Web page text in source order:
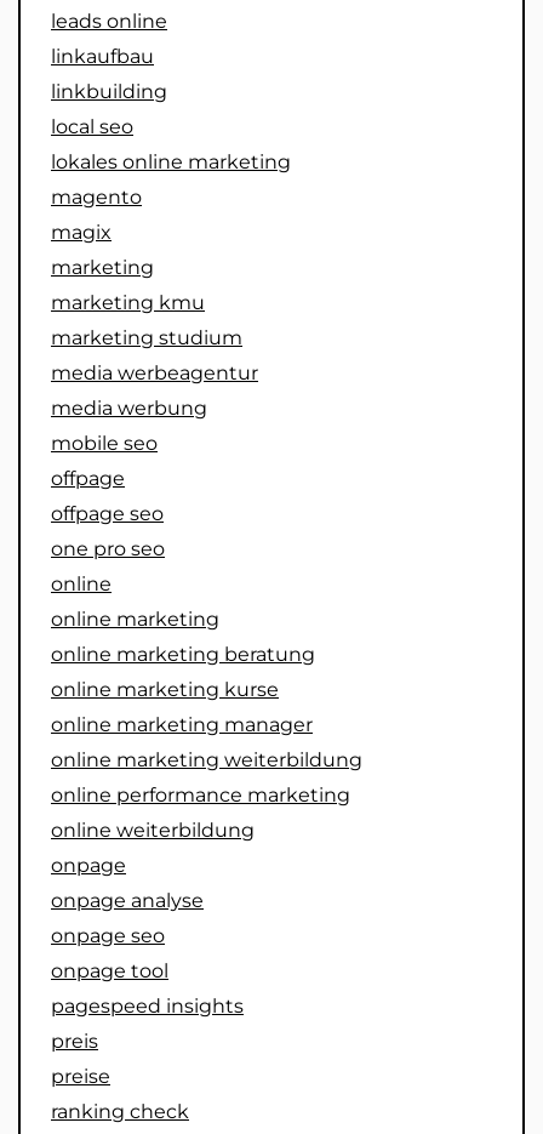
leads online
linkaufbau
linkbuilding
local seo
lokales online marketing
magento
magix
marketing
marketing kmu
marketing studium
media werbeagentur
media werbung
mobile seo
offpage
offpage seo
one pro seo
online
online marketing
online marketing beratung
online marketing kurse
online marketing manager
online marketing weiterbildung
online performance marketing
online weiterbildung
onpage
onpage analyse
onpage seo
onpage tool
pagespeed insights
preis
preise
ranking check